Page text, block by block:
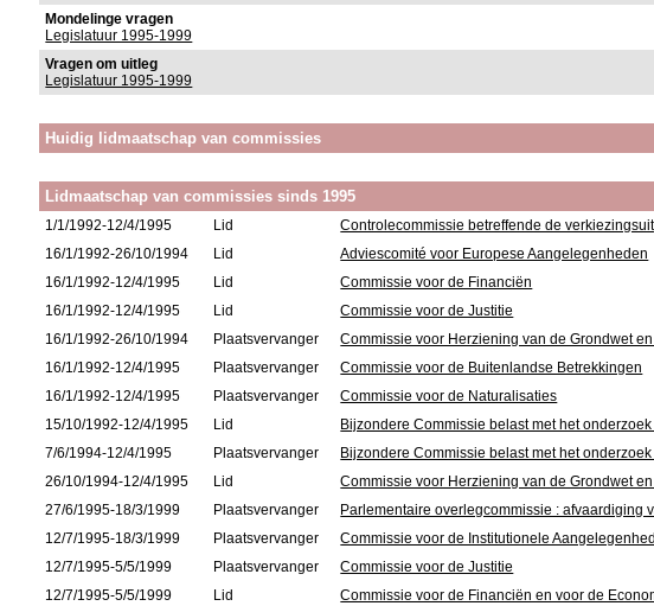
Mondelinge vragen
Legislatuur 1995-1999
Vragen om uitleg
Legislatuur 1995-1999
Huidig lidmaatschap van commissies
Lidmaatschap van commissies sinds 1995
1/1/1992-12/4/1995 Lid
Controlecommissie betreffende de
16/1/1992-26/10/1994
Lid
Adviescomité voor Europese Aangelegenheden
16/1/1992-12/4/1995
Lid
Commissie voor de Financiën
16/1/1992-12/4/1995
Lid
Commissie voor de Justitie
16/1/1992-26/10/1994
Plaatsvervanger
Commissie voor Herziening van de Grondwet
16/1/1992-12/4/1995
Plaatsvervanger
Commissie voor de Buitenlandse Betrekkingen
16/1/1992-12/4/1995
Plaatsvervanger
Commissie voor de Naturalisaties
15/10/1992-12/4/1995
Lid
Bijzondere Commissie belast met het
7/6/1994-12/4/1995
Plaatsvervanger
Bijzondere Commissie belast met het
26/10/1994-12/4/1995
Lid
Commissie voor Herziening van de Grondwet
27/6/1995-18/3/1999
Plaatsvervanger
Parlementaire overlegcommissie : afvaardiging
12/7/1995-18/3/1999
Plaatsvervanger
Commissie voor de Institutionele
12/7/1995-5/5/1999
Plaatsvervanger
Commissie voor de Justitie
12/7/1995-5/5/1999
Lid Commissie voor de Financiën en voor de